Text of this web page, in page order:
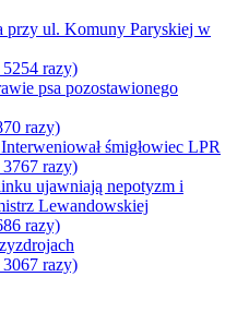
przy ul. Komuny Paryskiej w
razy)
psa pozostawionego
razy)
śmigłowiec LPR
razy)
ujawniają nepotyzm i
Lewandowskiej
razy)
razy)